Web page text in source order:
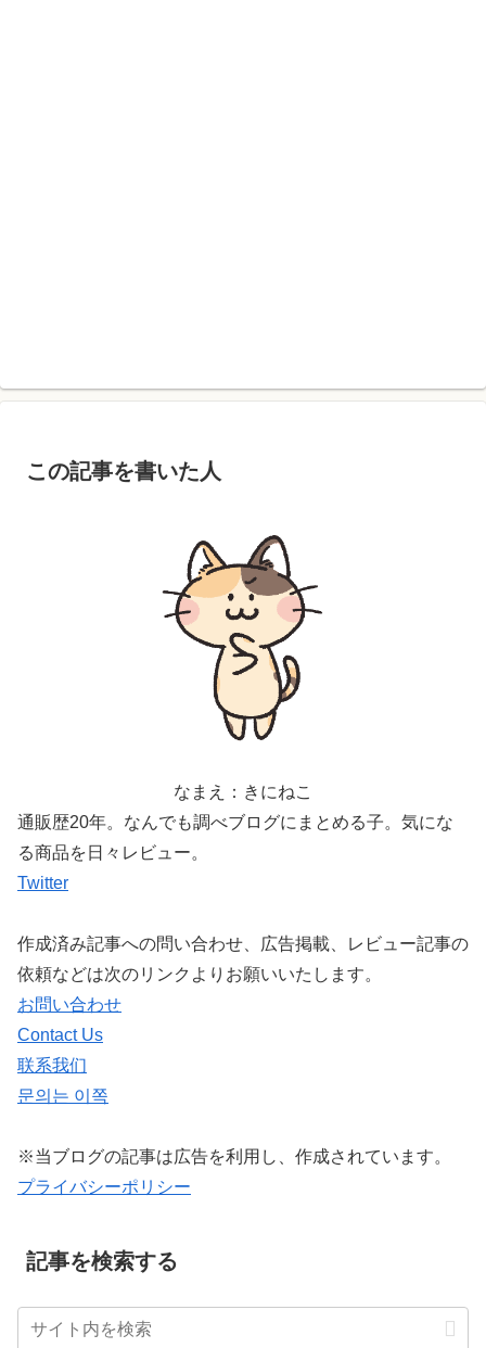
この記事を書いた人
なまえ：きにねこ
通販歴20年。なんでも調べブログにまとめる子。気にな
る商品を日々レビュー。
Twitter
作成済み記事への問い合わせ、広告掲載、レビュー記事の
依頼などは次のリンクよりお願いいたします。
お問い合わせ
Contact Us
联系我们
문의는 이쪽
※当ブログの記事は広告を利用し、作成されています。
プライバシーポリシー
記事を検索する